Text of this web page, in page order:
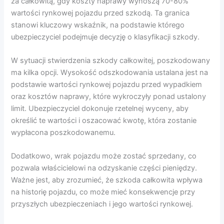
wartości rynkowej pojazdu przed szkodą. Ta granica
stanowi kluczowy wskaźnik, na podstawie którego
ubezpieczyciel podejmuje decyzję o klasyfikacji szkody.
W sytuacji stwierdzenia szkody całkowitej, poszkodowany
ma kilka opcji. Wysokość odszkodowania ustalana jest na
podstawie wartości rynkowej pojazdu przed wypadkiem
oraz kosztów naprawy, które wykroczyły ponad ustalony
limit. Ubezpieczyciel dokonuje rzetelnej wyceny, aby
określić te wartości i oszacować kwotę, która zostanie
wypłacona poszkodowanemu.
Dodatkowo, wrak pojazdu może zostać sprzedany, co
pozwala właścicielowi na odzyskanie części pieniędzy.
Ważne jest, aby zrozumieć, że szkoda całkowita wpływa
na historię pojazdu, co może mieć konsekwencje przy
przyszłych ubezpieczeniach i jego wartości rynkowej.